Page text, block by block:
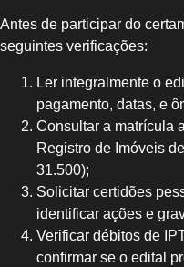
Antes de participar do
seguintes verificações:
Ler integralmente o
pagamento, datas, e
Consultar a matrícula
Registro de Imóveis
31.500);
Solicitar certidões
identificar ações e
Verificar débitos de
confirmar se o edital